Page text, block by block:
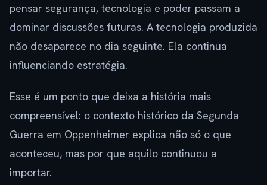
pensar segurança, tecnologia e poder passam a
dominar discussões futuras. A tecnologia produzida
não desaparece no dia seguinte. Ela continua
influenciando estratégia.
Esse é um ponto que deixa a história mais
compreensível: o contexto histórico da Segunda
Guerra em Oppenheimer explica não só o que
aconteceu, mas por que aquilo continuou a
importar.